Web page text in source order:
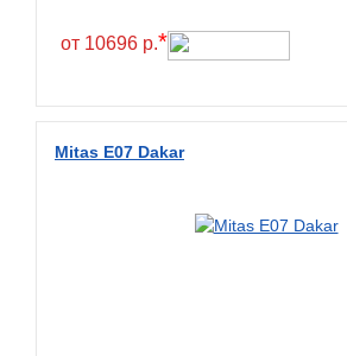
от 10696 р.*
Mitas E07 Dakar